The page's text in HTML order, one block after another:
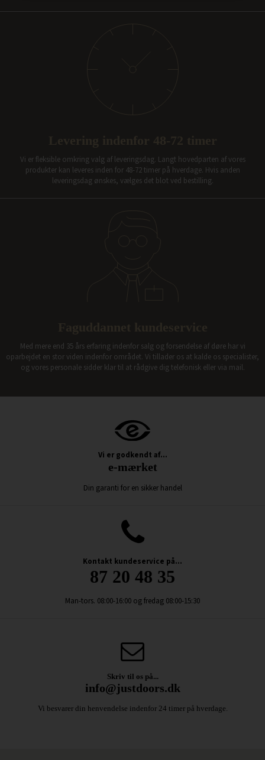
Vi er fleksible omkring valg af leveringsdag. Langt hovedparten af vores
produkter kan leveres inden for 48-72 timer på hverdage. Hvis anden
leveringsdag ønskes, vælges det blot ved bestilling.
Med mere end 35 års erfaring indenfor salg og forsendelse af døre har vi
oparbejdet en stor viden indenfor området. Vi tillader os at kalde os specialister,
og vores personale sidder klar til at rådgive dig telefonisk eller via mail.
Vi er godkendt af...
e-mærket
Din garanti for en sikker handel
Kontakt kundeservice på...
87 20 48 35
Man-tors. 08:00-16:00 og fredag 08:00-15:30
Skriv til os på...
info@justdoors.dk
Vi besvarer din henvendelse indenfor 24 timer på hverdage.